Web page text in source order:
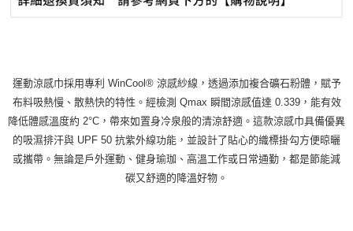
運動涼感巾採用專利 WinCool® 涼感紗線，透過添加複合礦石粉體，賦予
布料吸熱慢、散熱快的特性。經檢測 Qmax 瞬間涼感值達 0.339，能有效
降低體感溫度約 2°C，帶來如置身冷泉般的清涼舒適。這款涼感巾具備優異
的吸濕排汗與 UPF 50 抗紫外線功能，並設計了貼心的織標掛勾方便晾曬
或攜帶。無論是戶外運動、健身瑜珈、高溫工作或日常通勤，都是節能減
碳又舒適的降溫好物。